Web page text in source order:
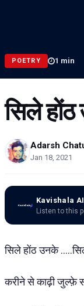
POETRY 1 min
सिले
Adarsh
Jan 18, 2021
Kavishala AI
Listen to this
सिले होंठ उनके
करीने से काढ़ी जुल्फ़े